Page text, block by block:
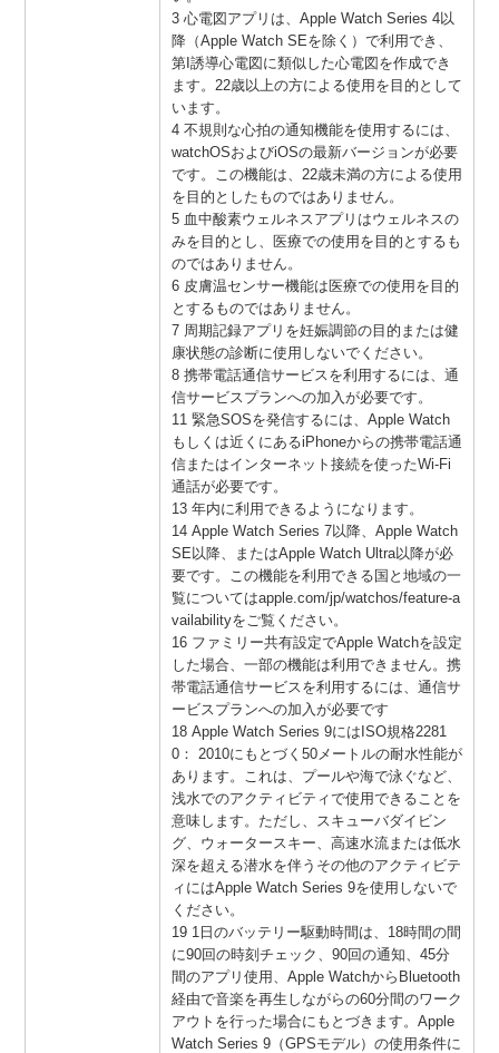
3 心電図アプリは、Apple Watch Series 4以
降（Apple Watch SEを除く）で利用でき、
第I誘導心電図に類似した心電図を作成でき
ます。22歳以上の方による使用を目的として
います。
4 不規則な心拍の通知機能を使用するには、
watchOSおよびiOSの最新バージョンが必要
です。この機能は、22歳未満の方による使用
を目的としたものではありません。
5 血中酸素ウェルネスアプリはウェルネスの
みを目的とし、医療での使用を目的とするも
のではありません。
6 皮膚温センサー機能は医療での使用を目的
とするものではありません。
7 周期記録アプリを妊娠調節の目的または健
康状態の診断に使用しないでください。
8 携帯電話通信サービスを利用するには、通
信サービスプランへの加入が必要です。
11 緊急SOSを発信するには、Apple Watch
もしくは近くにあるiPhoneからの携帯電話通
信またはインターネット接続を使ったWi-Fi
通話が必要です。
13 年内に利用できるようになります。
14 Apple Watch Series 7以降、Apple Watch
SE以降、またはApple Watch Ultra以降が必
要です。この機能を利用できる国と地域の一
覧についてはapple.com/jp/watchos/feature-a
vailabilityをご覧ください。
16 ファミリー共有設定でApple Watchを設定
した場合、一部の機能は利用できません。携
帯電話通信サービスを利用するには、通信サ
ービスプランへの加入が必要です
18 Apple Watch Series 9にはISO規格2281
0： 2010にもとづく50メートルの耐水性能が
あります。これは、プールや海で泳ぐなど、
浅水でのアクティビティで使用できることを
意味します。ただし、スキューバダイビン
グ、ウォータースキー、高速水流または低水
深を超える潜水を伴うその他のアクティビテ
ィにはApple Watch Series 9を使用しないで
ください。
19 1日のバッテリー駆動時間は、18時間の間
に90回の時刻チェック、90回の通知、45分
間のアプリ使用、Apple WatchからBluetooth
経由で音楽を再生しながらの60分間のワーク
アウトを行った場合にもとづきます。Apple
Watch Series 9（GPSモデル）の使用条件に